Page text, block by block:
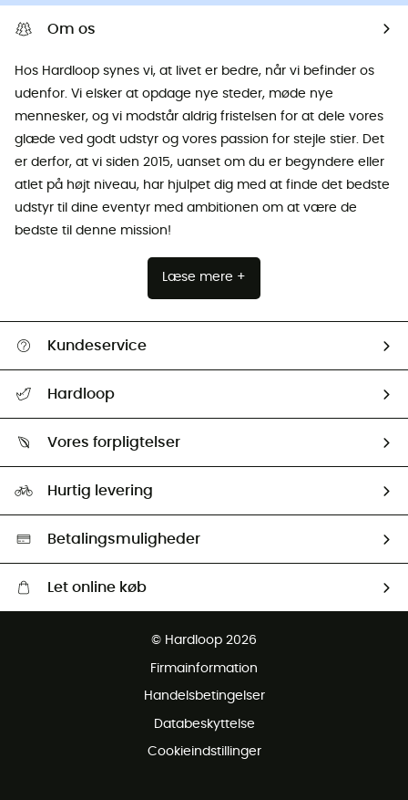
Om os
Hos Hardloop synes vi, at livet er bedre, når vi befinder os
udenfor. Vi elsker at opdage nye steder, møde nye
mennesker, og vi modstår aldrig fristelsen for at dele vores
glæde ved godt udstyr og vores passion for stejle stier. Det
er derfor, at vi siden 2015, uanset om du er begyndere eller
atlet på højt niveau, har hjulpet dig med at finde det bedste
udstyr til dine eventyr med ambitionen om at være de
bedste til denne mission!
Læse mere +
Kundeservice
Returnering & Tilbagebetaling
Hardloop
Our ambassadors
Vores forpligtelser
Second hand
HardGreen Udvalg
Hurtig levering
Betalingsmuligheder
Let online køb
Gratis retur inden for 100 dage
© Hardloop 2026
Firmainformation
Handelsbetingelser
Databeskyttelse
Cookieindstillinger